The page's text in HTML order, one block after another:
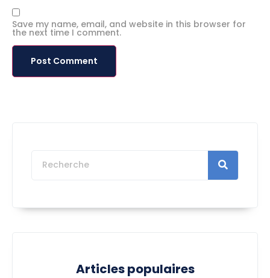
Save my name, email, and website in this browser for
the next time I comment.
Articles populaires